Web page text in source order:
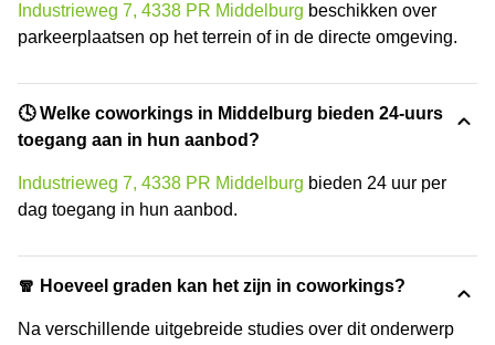
Industrieweg 7, 4338 PR Middelburg beschikken over
parkeerplaatsen op het terrein of in de directe omgeving.
🕓 Welke coworkings in Middelburg bieden 24-uurs
toegang aan in hun aanbod?
Industrieweg 7, 4338 PR Middelburg bieden 24 uur per
dag toegang in hun aanbod.
🧣 Hoeveel graden kan het zijn in coworkings?
Na verschillende uitgebreide studies over dit onderwerp